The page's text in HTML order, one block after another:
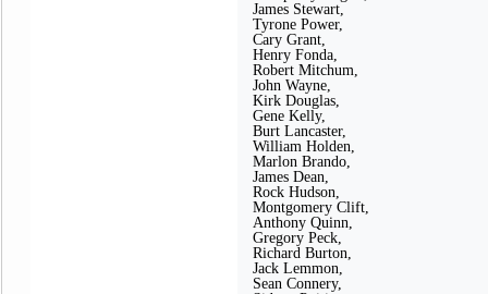
James Stewart,
Tyrone Power,
Cary Grant,
Henry Fonda,
Robert Mitchum,
John Wayne,
Kirk Douglas,
Gene Kelly,
Burt Lancaster,
William Holden,
Marlon Brando,
James Dean,
Rock Hudson,
Montgomery Clift,
Anthony Quinn,
Gregory Peck,
Richard Burton,
Jack Lemmon,
Sean Connery,